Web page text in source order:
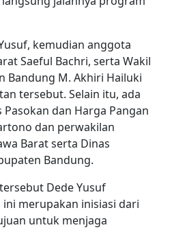
kemudian anggota
Saeful Bachri, serta Wakil
Bandung M. Akhiri Hailuki
tersebut. Selain itu, ada
dan Harga Pangan
dan perwakilan
Barat serta Dinas
Bandung.
Dede Yusuf
merupakan inisiasi dari
untuk menjaga